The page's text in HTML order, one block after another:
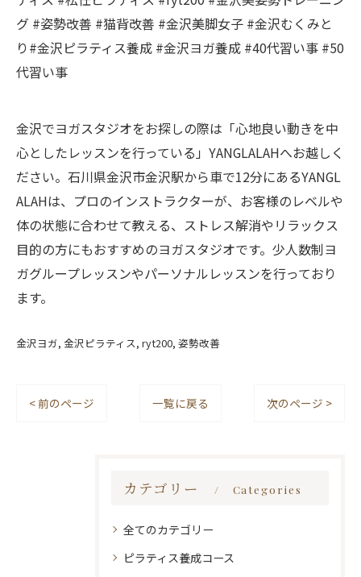
グ #姿勢改善 #猫背改善 #金沢美脚女子 #金沢むくみと
り#金沢ピラティス養成 #金沢ヨガ養成 #40代習い事 #50
代習い事
金沢でヨガスタジオをお探しの際は「心地良い動きを中
心としたレッスンを行っている」YANGLALAHへお越しく
ださい。石川県金沢市金沢駅から車で12分にあるYANGL
ALAHは、プロのインストラクターが、お客様のレベルや
体の状態に合わせて教える、ストレス解消やリラックス
目的の方にもおすすめのヨガスタジオです。少人数制ヨ
ガグループレッスンやパーソナルレッスンを行っており
ます。
金沢ヨガ 金沢ピラティス ryt200 姿勢改善
< 前のページ 一覧に戻る 次のページ >
カテゴリー Categories
全てのカテゴリー
ピラティス養成コース